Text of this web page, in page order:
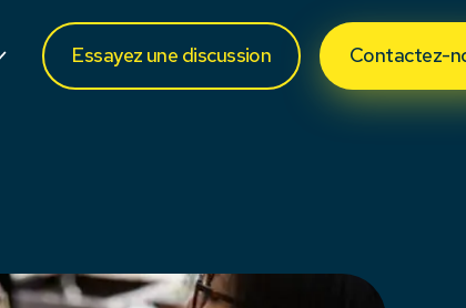
Essayez une discussion Contactez-